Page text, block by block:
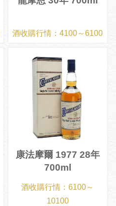
酒收購行情：4100～6100
康法摩爾 1977 28年
700ml
酒收購行情：6100～
10100